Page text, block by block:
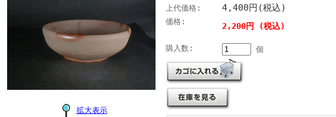
拡大表示
上代価格: 4,400円(税込)
価格: 2,200円 (税込)
購入数: 個